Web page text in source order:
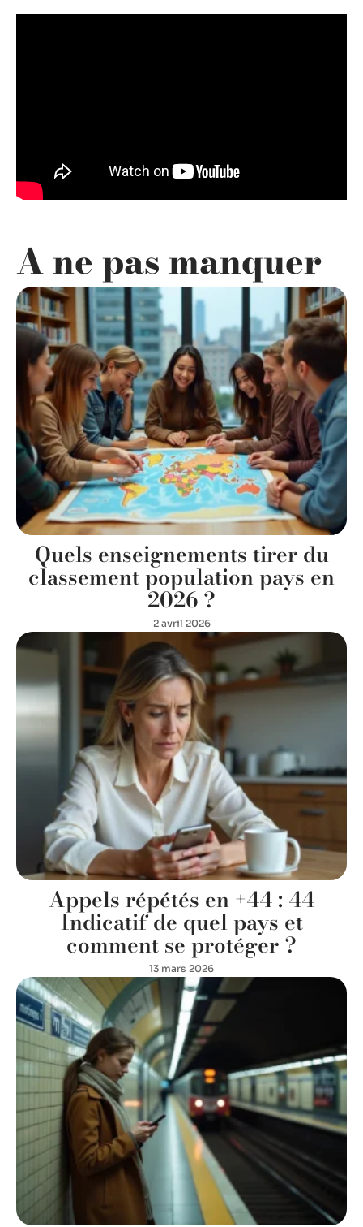
A ne pas manquer
Quels enseignements tirer du
classement population pays en
2026 ?
2 avril 2026
Appels répétés en +44 : 44
Indicatif de quel pays et
comment se protéger ?
13 mars 2026